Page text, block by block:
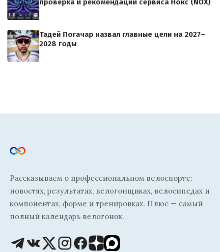
проверка и рекомендации сервиса Нокс (NOX)
Тадей Погачар назвал главные цели на 2027–
2028 годы
Рассказываем о профессиональном велоспорте:
новостях, результатах, велогонщиках, велосипедах и
компонентах, форме и тренировках. Плюс — самый
полный календарь велогонок.